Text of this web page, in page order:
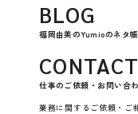
BLOG
福岡由美のYumioのネタ帳
CONTACT
仕事のご依頼・お問い合
業務に関するご依頼・ご
どうも
2019年7
【